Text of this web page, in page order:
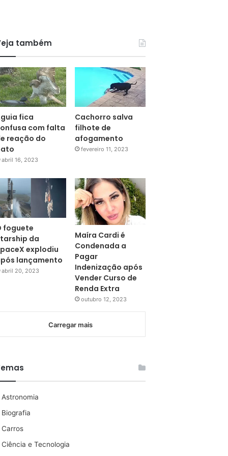
também
fica
com falta
reação do
abril 16, 2023
Cachorro salva
filhote de
afogamento
fevereiro 11, 2023
foguete
da
explodiu
lançamento
abril 20, 2023
Maíra Cardi é
Condenada a
Pagar
Indenização após
Vender Curso de
Renda Extra
outubro 12, 2023
Carregar mais
Astronomia
Biografia
Carros
Ciência e Tecnologia